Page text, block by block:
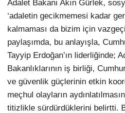
Adalet Bakanı Akın Gürlek,
‘adaletin gecikmemesi kadar
kalmaması da bizim için
paylaşımda, bu anlayışla,
Tayyip Erdoğan’ın liderliğinde;
Bakanlıklarının iş birliği,
ve güvenlik güçlerinin etkin
meçhul olayların
titizlikle sürdürdüklerini belirtti.